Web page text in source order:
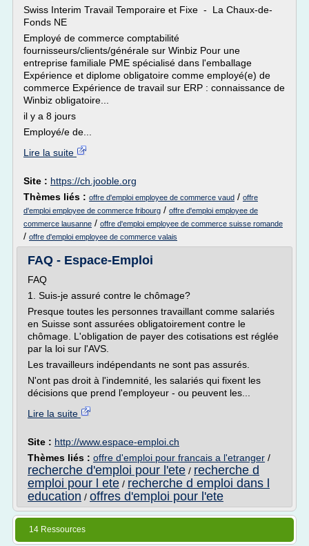
Swiss Interim Travail Temporaire et Fixe - La Chaux-de-
Fonds NE
Employé de commerce comptabilité
fournisseurs/clients/générale sur Winbiz Pour une
entreprise familiale PME spécialisé dans l'emballage
Expérience et diplome obligatoire comme employé(e) de
commerce Expérience de travail sur ERP : connaissance de
Winbiz obligatoire...
il y a 8 jours
Employé/e de...
Lire la suite
Site : https://ch.jooble.org
Thèmes liés : offre d'emploi employee de commerce vaud / offre
d'emploi employee de commerce fribourg / offre d'emploi employee de
commerce lausanne / offre d'emploi employee de commerce suisse romande
/ offre d'emploi employee de commerce valais
FAQ - Espace-Emploi
FAQ
1. Suis-je assuré contre le chômage?
Presque toutes les personnes travaillant comme salariés
en Suisse sont assurées obligatoirement contre le
chômage. L'obligation de payer des cotisations est réglée
par la loi sur l'AVS.
Les travailleurs indépendants ne sont pas assurés.
N'ont pas droit à l'indemnité, les salariés qui fixent les
décisions que prend l'employeur - ou peuvent les...
Lire la suite
Site : http://www.espace-emploi.ch
Thèmes liés : offre d'emploi pour francais a l'etranger /
recherche d'emploi pour l'ete / recherche d
emploi pour l ete / recherche d emploi dans l
education / offres d'emploi pour l'ete
14 Ressources